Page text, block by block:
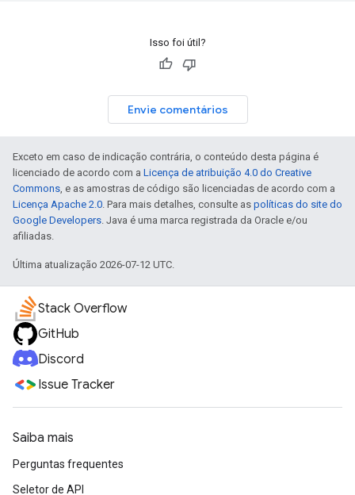
Isso foi útil?
Envie comentários
Exceto em caso de indicação contrária, o conteúdo desta página é
licenciado de acordo com a Licença de atribuição 4.0 do Creative
Commons, e as amostras de código são licenciadas de acordo com a
Licença Apache 2.0. Para mais detalhes, consulte as políticas do site do
Google Developers. Java é uma marca registrada da Oracle e/ou
afiliadas.
Última atualização 2026-07-12 UTC.
Stack Overflow
GitHub
Discord
Issue Tracker
Saiba mais
Perguntas frequentes
Seletor de API